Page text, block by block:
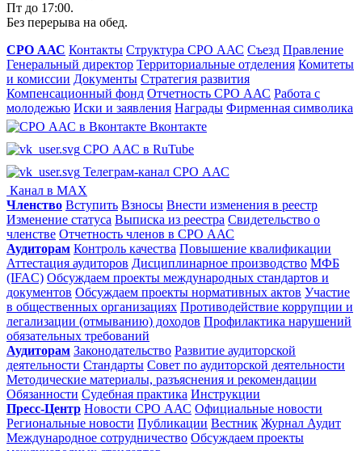
Пт до 17:00.
Без перерыва на обед.
СРО ААС Контакты Структура СРО ААС Съезд Правление
Генеральный директор Территориальные отделения Комитеты
и комиссии Документы Стратегия развития
Компенсационный фонд Отчетность СРО ААС Работа с
молодежью Иски и заявления Награды Фирменная символика
Вконтакте
СРО ААС в RuTube
Телеграм-канал СРО ААС
Канал в MAX
Членство Вступить Взносы Внести изменения в реестр
Изменение статуса Выписка из реестра Свидетельство о
членстве Отчетность членов в СРО ААС
Аудиторам Контроль качества Повышение квалификации
Аттестация аудиторов Дисциплинарное производство МФБ
(IFAC) Обсуждаем проекты международных стандартов и
документов Обсуждаем проекты нормативных актов Участие
в общественных организациях Противодействие коррупции и
легализации (отмыванию) доходов Профилактика нарушений
обязательных требований
Аудиторам Законодательство Развитие аудиторской
деятельности Стандарты Совет по аудиторской деятельности
Методические материалы, разъяснения и рекомендации
Обязанности Судебная практика Инструкции
Пресс-Центр Новости СРО ААС Официальные новости
Региональные новости Публикации Вестник Журнал Аудит
Международное сотрудничество Обсуждаем проекты